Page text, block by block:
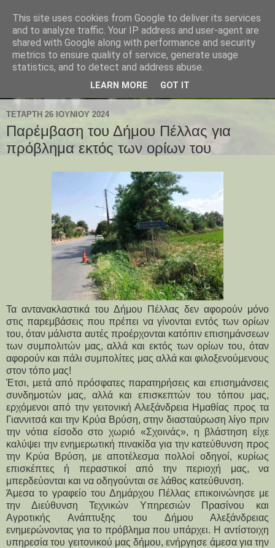
ΤΕΤΆΡΤΗ 26 ΙΟΥΝΊΟΥ 2024
Παρέμβαση του Δήμου Πέλλας για
πρόβλημα εκτός των ορίων του
Τα αντανακλαστικά του Δήμου Πέλλας δεν αφορούν μόνο
στις παρεμβάσεις που πρέπει να γίνονται εντός των ορίων
του, όταν μάλιστα αυτές προέρχονται κατόπιν επισημάνσεων
των συμπολιτών μας, αλλά και εκτός των ορίων του, όταν
αφορούν και πάλι συμπολίτες μας αλλά και φιλοξενούμενους
στον τόπο μας!
Έτσι, μετά από πρόσφατες παρατηρήσεις και επισημάνσεις
συνδημοτών μας, αλλά και επισκεπτών του τόπου μας,
ερχόμενοι από την γειτονική Αλεξάνδρεια Ημαθίας προς τα
Γιαννιτσά και την Κρύα Βρύση, στην διασταύρωση λίγο πριν
την νότια είσοδο στο χωριό «Σχοινάς», η βλάστηση είχε
καλύψει την ενημερωτική πινακίδα για την κατεύθυνση προς
την Κρύα Βρύση, με αποτέλεσμα πολλοί οδηγοί, κυρίως
επισκέπτες ή περαστικοί από την περιοχή μας, να
μπερδεύονται και να οδηγούνται σε λάθος κατεύθυνση.
Άμεσα το γραφείο του Δημάρχου Πέλλας επικοινώνησε με
την Διεύθυνση Τεχνικών Υπηρεσιών Πρασίνου και
Αγροτικής Ανάπτυξης του Δήμου Αλεξάνδρειας
ενημερώνοντας για το πρόβλημα που υπάρχει. Η αντίστοιχη
υπηρεσία του γειτονικού μας δήμου, ενήργησε άμεσα για την
This site uses cookies from Google to deliver its services
and to analyze traffic. Your IP address and user-agent are
shared with Google along with performance and security
metrics to ensure quality of service, generate usage
statistics, and to detect and address abuse.
LEARN MORE GOT IT